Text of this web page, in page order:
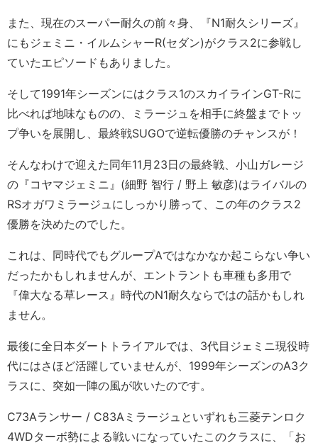
また、現在のスーパー耐久の前々身、『N1耐久シリーズ』
にもジェミニ・イルムシャーR(セダン)がクラス2に参戦し
ていたエピソードもありました。
そして1991年シーズンにはクラス1のスカイラインGT-Rに
比べれば地味なものの、ミラージュを相手に終盤までトッ
プ争いを展開し、最終戦SUGOで逆転優勝のチャンスが！
そんなわけで迎えた同年11月23日の最終戦、小山ガレージ
の『コヤマジェミニ』(細野 智行 / 野上 敏彦)はライバルの
RSオガワミラージュにしっかり勝って、この年のクラス2
優勝を決めたのでした。
これは、同時代でもグループAではなかなか起こらない争い
だったかもしれませんが、エントラントも車種も多用で
『偉大なる草レース』時代のN1耐久ならではの話かもしれ
ません。
最後に全日本ダートトライアルでは、3代目ジェミニ現役時
代にはさほど活躍していませんが、1999年シーズンのA3ク
ラスに、突如一陣の風が吹いたのです。
C73Aランサー / C83Aミラージュといずれも三菱テンロク
4WDターボ勢による戦いになっていたこのクラスに、「お